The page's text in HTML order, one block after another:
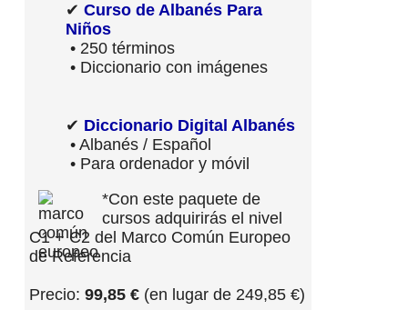
✔ Curso de Albanés Para
Niños
• 250 términos
• Diccionario con imágenes
✔ Diccionario Digital Albanés
• Albanés / Español
• Para ordenador y móvil
*Con este paquete de
cursos adquirirás el nivel
C1 + C2 del Marco Común Europeo
de Referencia
Precio: 99,85 € (en lugar de 249,85 €)